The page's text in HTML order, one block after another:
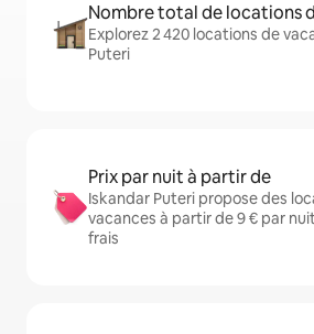
Nombre total de locations
Explorez 2 420 locations de
Puteri
Prix par nuit à partir de
Iskandar Puteri propose des
vacances à partir de 9 € par
frais